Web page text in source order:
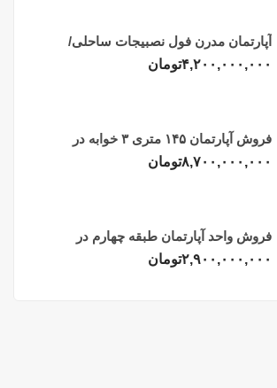
آپارتمان مدرن فول نصبیجات ساحلی/
فریدونکنار
۴,۲۰۰,۰۰۰,۰۰۰تومان
فروش آپارتمان ۱۴۵ متری ۳ خوابه در
فریدونکنار
۸,۷۰۰,۰۰۰,۰۰۰تومان
فروش واحد آپارتمان طبقه چهارم در
فریدونکنار
۲,۹۰۰,۰۰۰,۰۰۰تومان